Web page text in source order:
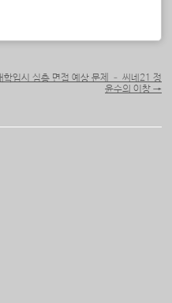
학입시 심층 면접 예상 문제 – 씨네21 정
윤수의 이창 →